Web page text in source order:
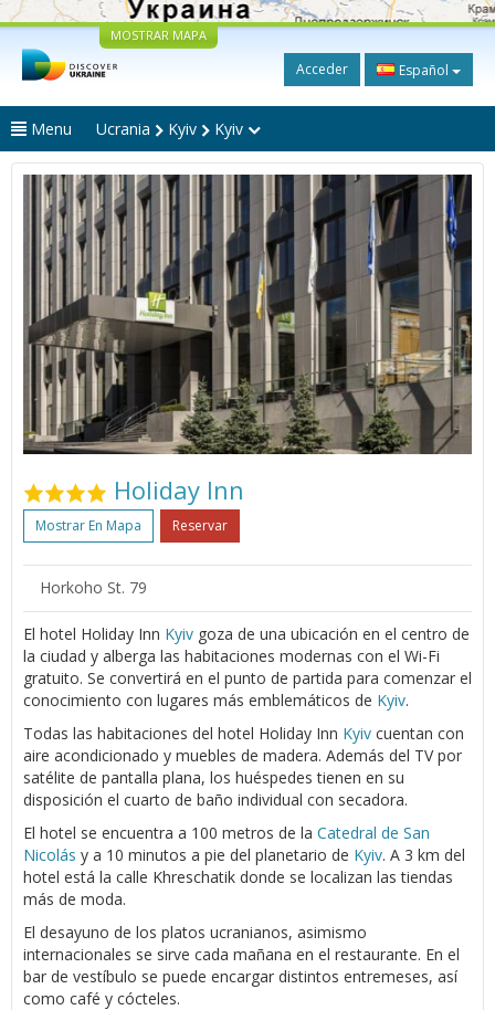
MOSTRAR MAPA
Acceder Español
Menu Ucrania Kyiv Kyiv
Holiday Inn
Mostrar En Mapa Reservar
Horkoho St. 79
El hotel Holiday Inn Kyiv goza de una ubicación en el centro de
la ciudad y alberga las habitaciones modernas con el Wi-Fi
gratuito. Se convertirá en el punto de partida para comenzar el
conocimiento con lugares más emblemáticos de Kyiv.
Todas las habitaciones del hotel Holiday Inn Kyiv cuentan con
aire acondicionado y muebles de madera. Además del TV por
satélite de pantalla plana, los huéspedes tienen en su
disposición el cuarto de baño individual con secadora.
El hotel se encuentra a 100 metros de la Catedral de San
Nicolás y a 10 minutos a pie del planetario de Kyiv. A 3 km del
hotel está la calle Khreschatik donde se localizan las tiendas
más de moda.
El desayuno de los platos ucranianos, asimismo
internacionales se sirve cada mañana en el restaurante. En el
bar de vestíbulo se puede encargar distintos entremeses, así
como café y cócteles.